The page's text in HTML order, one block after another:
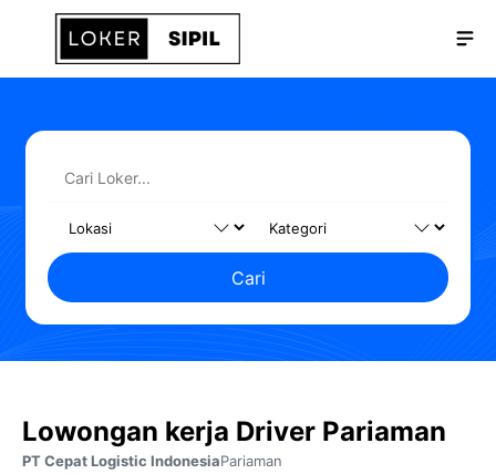
Langsung
Cari
Lowongan kerja Driver Pariaman
PT Cepat Logistic IndonesiaPariaman